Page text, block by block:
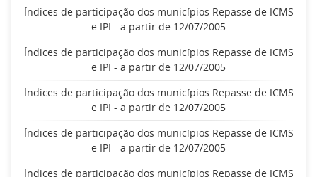
Índices de participação dos municípios Repasse de ICMS
e IPI - a partir de 12/07/2005
Índices de participação dos municípios Repasse de ICMS
e IPI - a partir de 12/07/2005
Índices de participação dos municípios Repasse de ICMS
e IPI - a partir de 12/07/2005
Índices de participação dos municípios Repasse de ICMS
e IPI - a partir de 12/07/2005
Índices de participação dos municípios Repasse de ICMS